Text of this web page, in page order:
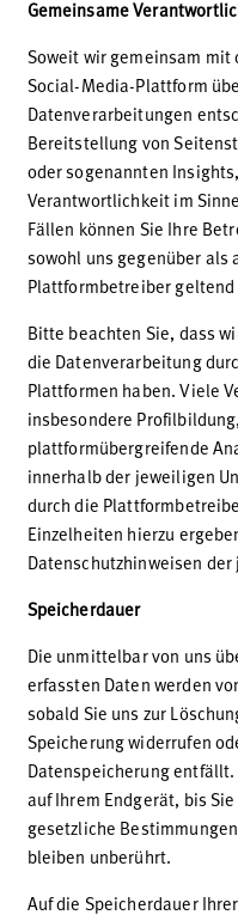
Gemeinsame
Soweit wir gemeinsam
Social-Media-Plattform
Datenverarbeitungen
Bereitstellung von
oder sogenannten
Verantwortlichkeit im
Fällen können Sie Ihre
sowohl uns gegenüber als
Plattformbetreiber geltend
Bitte beachten Sie, dass
die Datenverarbeitung
Plattformen haben. Viele
insbesondere
plattformübergreifende
innerhalb der jeweiligen
durch die
Einzelheiten hierzu
Datenschutzhinweisen
Speicherdauer
Die unmittelbar von uns
erfassten Daten werden
sobald Sie uns zur
Speicherung widerrufen
Datenspeicherung
auf Ihrem Endgerät, bis
gesetzliche
bleiben unberührt.
Auf die Speicherdauer